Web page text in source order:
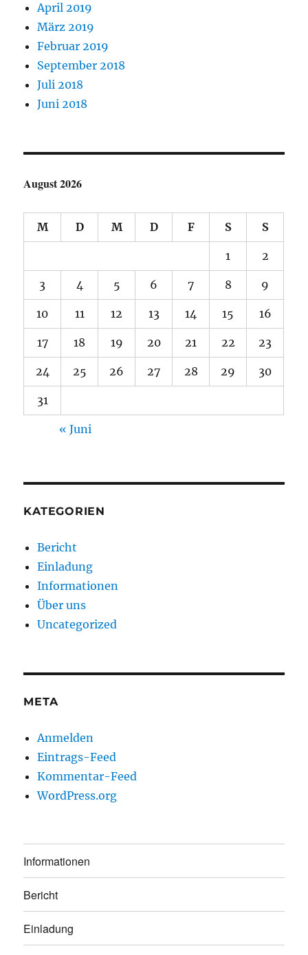
April 2019
März 2019
Februar 2019
September 2018
Juli 2018
Juni 2018
August 2026
M D M D F S S
1 2
3 4 5 6 7 8 9
10 11 12 13 14 15 16
17 18 19 20 21 22 23
24 25 26 27 28 29 30
31
« Juni
KATEGORIEN
Bericht
Einladung
Informationen
Über uns
Uncategorized
META
Anmelden
Eintrags-Feed
Kommentar-Feed
WordPress.org
Informationen
Bericht
Einladung